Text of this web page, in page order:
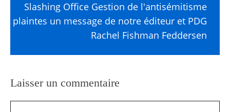
Slashing Office Gestion de l'antisémitisme
plaintes un message de notre éditeur et PDG
Rachel Fishman Feddersen
Laisser un commentaire